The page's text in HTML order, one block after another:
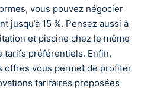
vous pouvez négocier
jusqu’à 15 %. Pensez aussi à
et piscine chez le même
tarifs préférentiels. Enfin,
offres vous permet de profiter
tarifaires proposées